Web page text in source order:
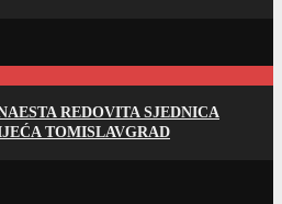
REDOVITA SJEDNICA
TOMISLAVGRAD